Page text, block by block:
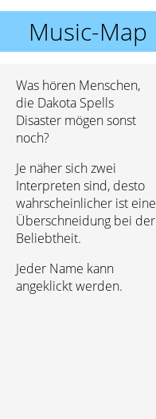
Music-Map
Was hören Menschen,
die Dakota Spells
Disaster mögen sonst
noch?
Je näher sich zwei
Interpreten sind, desto
wahrscheinlicher ist eine
Überschneidung bei der
Beliebtheit.
Jeder Name kann
angeklickt werden.